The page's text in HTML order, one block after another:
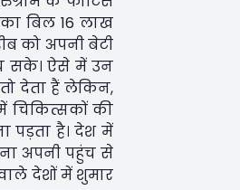
बिल 16 लाख
को अपनी बेटी
सके। ऐसे में उन
देता हैं लेकिन,
चिकित्सकों की
पड़ता है। देश में
अपनी पहुंच से
देशों में शुमार